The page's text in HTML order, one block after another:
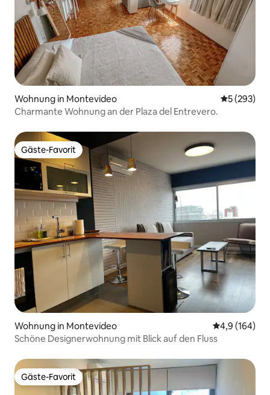
Wohnung in Montevideo
5 (293)
Charmante Wohnung an der Plaza del Entrevero.
Gäste-Favorit
Gäste-Favorit
Wohnung in Montevideo
4,9 (164)
Schöne Designerwohnung mit Blick auf den Fluss
Gäste-Favorit
Gäste-Favorit